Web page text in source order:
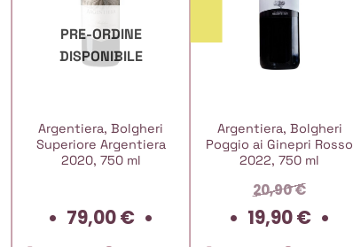
PRE-ORDINE
DISPONIBILE
Argentiera, Bolgheri
Superiore Argentiera
2020, 750 ml
79,00€
Argentiera, Bolgheri
Poggio ai Ginepri Rosso
2022, 750 ml
20,90€
prezzo
19,90€